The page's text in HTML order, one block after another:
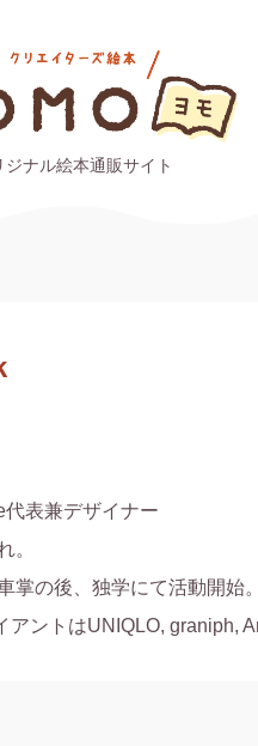
ジナル絵本通販サイト
代表兼デザイナー
。
掌の後、独学にて活動開始。
アントはUNIQLO, graniph,